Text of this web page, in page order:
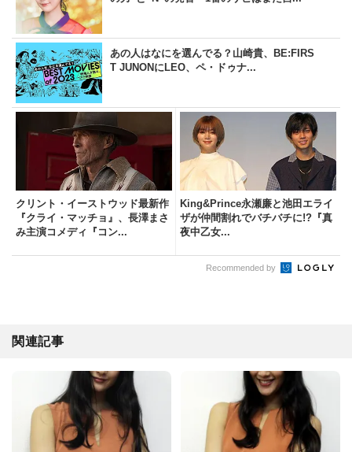
あの人はなにを選んでる？山崎貴、BE:FIRS
T JUNONにLEO、ペ・ドゥナ...
クリント・イーストウッド最新作
『クライ・マッチョ』、長澤まさ
み主演コメディ『コン...
King&Prince永瀬廉と池田エライ
ザが仲間割れでバチバチに!?『真
夜中乙女...
Recommended by
関連記事